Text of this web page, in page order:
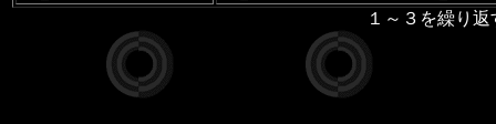
１～３を繰り返